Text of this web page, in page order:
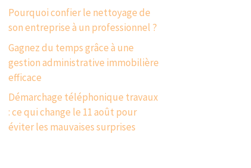
Pourquoi confier le nettoyage de
son entreprise à un professionnel ?
Gagnez du temps grâce à une
gestion administrative immobilière
efficace
Démarchage téléphonique travaux
: ce qui change le 11 août pour
éviter les mauvaises surprises